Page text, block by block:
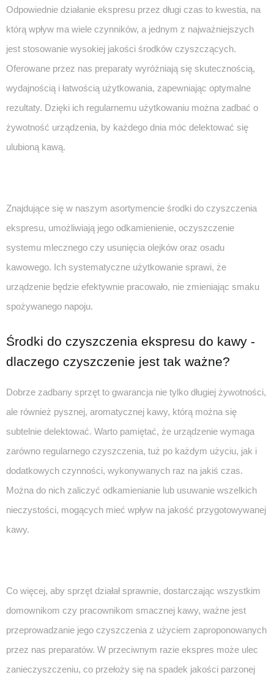
Odpowiednie działanie ekspresu przez długi czas to kwestia, na
którą wpływ ma wiele czynników, a jednym z najważniejszych
jest stosowanie wysokiej jakości środków czyszczących.
Oferowane przez nas preparaty wyróżniają się skutecznością,
wydajnością i łatwością użytkowania, zapewniając optymalne
rezultaty. Dzięki ich regularnemu użytkowaniu można zadbać o
żywotność urządzenia, by każdego dnia móc delektować się
ulubioną kawą.
Znajdujące się w naszym asortymencie środki do czyszczenia
ekspresu, umożliwiają jego odkamienienie, oczyszczenie
systemu mlecznego czy usunięcia olejków oraz osadu
kawowego. Ich systematyczne użytkowanie sprawi, że
urządzenie będzie efektywnie pracowało, nie zmieniając smaku
spożywanego napoju.
Środki do czyszczenia ekspresu do kawy -
dlaczego czyszczenie jest tak ważne?
Dobrze zadbany sprzęt to gwarancja nie tylko długiej żywotności,
ale również pysznej, aromatycznej kawy, którą można się
subtelnie delektować. Warto pamiętać, że urządzenie wymaga
zarówno regularnego czyszczenia, tuż po każdym użyciu, jak i
dodatkowych czynności, wykonywanych raz na jakiś czas.
Można do nich zaliczyć odkamienianie lub usuwanie wszelkich
nieczystości, mogących mieć wpływ na jakość przygotowywanej
kawy.
Co więcej, aby sprzęt działał sprawnie, dostarczając wszystkim
domownikom czy pracownikom smacznej kawy, ważne jest
przeprowadzanie jego czyszczenia z użyciem zaproponowanych
przez nas preparatów. W przeciwnym razie ekspres może ulec
zanieczyszczeniu, co przełoży się na spadek jakości parzonej